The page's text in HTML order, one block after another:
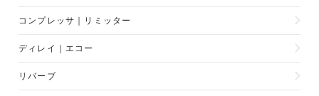
コンプレッサ｜リミッター
ディレイ｜エコー
リバーブ